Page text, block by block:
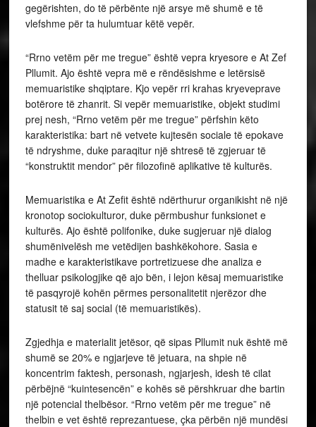
gegërishten, do të përbënte një arsye më shumë e të
vlefshme për ta hulumtuar këtë vepër.
“Rrno vetëm për me tregue” është vepra kryesore e At Zef
Pllumit. Ajo është vepra më e rëndësishme e letërsisë
memuaristike shqiptare. Kjo vepër rri krahas kryeveprave
botërore të zhanrit. Si vepër memuaristike, objekt studimi
prej nesh, “Rrno vetëm për me tregue” përfshin këto
karakteristika: bart në vetvete kujtesën sociale të epokave
të ndryshme, duke paraqitur një shtresë të zgjeruar të
“konstruktit mendor” për filozofinë aplikative të kulturës.
Memuaristika e At Zefit është ndërthurur organikisht në një
kronotop sociokulturor, duke përmbushur funksionet e
kulturës. Ajo është polifonike, duke sugjeruar një dialog
shumënivelësh me vetëdijen bashkëkohore. Sasia e
madhe e karakteristikave portretizuese dhe analiza e
thelluar psikologjike që ajo bën, i lejon kësaj memuaristike
të pasqyrojë kohën përmes personalitetit njerëzor dhe
statusit të saj social (të memuaristikës).
Zgjedhja e materialit jetësor, që sipas Pllumit nuk është më
shumë se 20% e ngjarjeve të jetuara, na shpie në
koncentrim faktesh, personash, ngjarjesh, idesh të cilat
përbëjnë “kuintesencën” e kohës së përshkruar dhe bartin
një potencial thelbësor. “Rrno vetëm për me tregue” në
thelbin e vet është reprezantuese, çka përbën një mundësi